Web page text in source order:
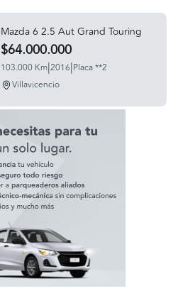
Mazda 6 2.5 Aut Grand Touring
$64.000.000
103.000 Km|2016|Placa **2
Villavicencio